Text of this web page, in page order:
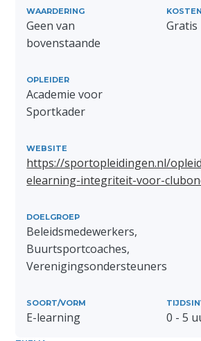
WAARDERING
Geen van
bovenstaande
KOSTEN
Gratis
OPLEIDER
Academie voor
Sportkader
WEBSITE
https://sportopleidingen.nl/
elearning-integriteit-voor-
DOELGROEP
Beleidsmedewerkers,
Buurtsportcoaches,
Verenigingsondersteuners
SOORT/VORM
E-learning 0 - 5